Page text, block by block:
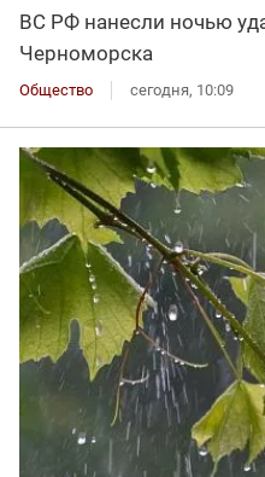
ВС РФ нанесли ночью
Черноморска
Общество сегодня, 10:09